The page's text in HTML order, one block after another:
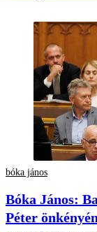
bóka jános
Bóka János:
Péter